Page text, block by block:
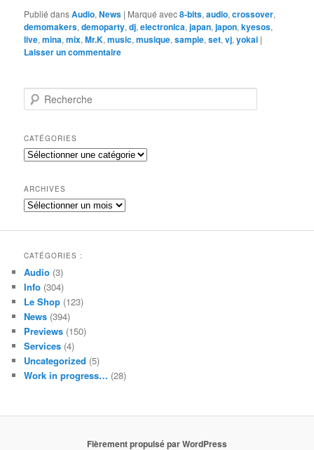
Publié dansAudio,News | Marqué avec8-bits,audio,crossover,
demomakers,demoparty,dj,electronica,japan,japon,kyesos,
live,mina,mix,Mr.K,music,musique,sample,set,vj,yokai |
Laisser un commentaire
e
h
e
r
h
e
CATÉGORIES
Catégories
ARCHIVES
Archives
CATÉGORIES :
Audio (3)
Info (304)
Le Shop (123)
News (394)
Previews (150)
Services (4)
Uncategorized (5)
Work in progress… (28)
Fièrement propulsé par WordPress